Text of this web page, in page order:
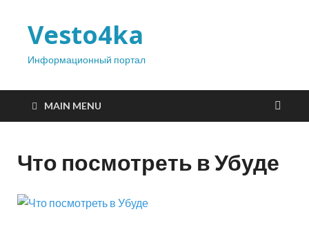
Vesto4ka
Информационный портал
MAIN MENU
Что посмотреть в Убуде